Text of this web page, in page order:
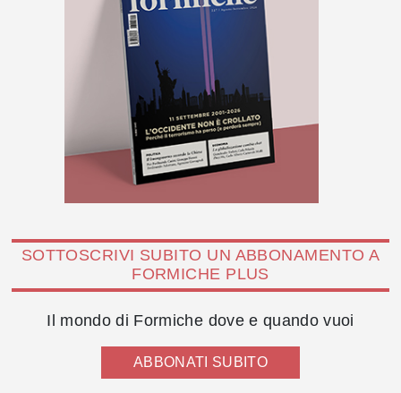
SOTTOSCRIVI SUBITO UN ABBONAMENTO A
FORMICHE PLUS
Il mondo di Formiche dove e quando vuoi
ABBONATI SUBITO